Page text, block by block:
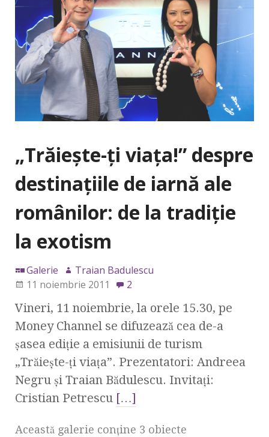
„Trăieşte-ţi viaţa!” despre
destinaţiile de iarnă ale
românilor: de la tradiţie
la exotism
Galerie
Traian Badulescu
11 noiembrie 2011
2
Vineri, 11 noiembrie, la orele 15.30, pe
Money Channel se difuzează cea de-a
şasea ediţie a emisiunii de turism
„Trăieşte-ţi viaţa”. Prezentatori: Andreea
Negru şi Traian Bădulescu. Invitaţi:
Cristian Petrescu […]
Această galerie conţine 3 obiecte